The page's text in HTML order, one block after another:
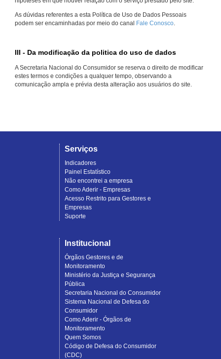
As dúvidas referentes a esta Política de Uso de Dados Pessoais
podem ser encaminhadas por meio do canal Fale Conosco.
III - Da modificação da politica do uso de dados
A Secretaria Nacional do Consumidor se reserva o direito de modificar
estes termos e condições a qualquer tempo, observando a
comunicação ampla e prévia desta alteração aos usuários do site.
Serviços
Indicadores
Painel Estatístico
Não encontrei a empresa
Como Aderir - Empresas
Acesso Restrito para Gestores e
Empresas
Suporte
Institucional
Órgãos Gestores e de
Monitoramento
Ministério da Justiça e Segurança
Pública
Secretaria Nacional do Consumidor
Sistema Nacional de Defesa do
Consumidor
Como Aderir - Órgãos de
Monitoramento
Quem Somos
Código de Defesa do Consumidor
(CDC)